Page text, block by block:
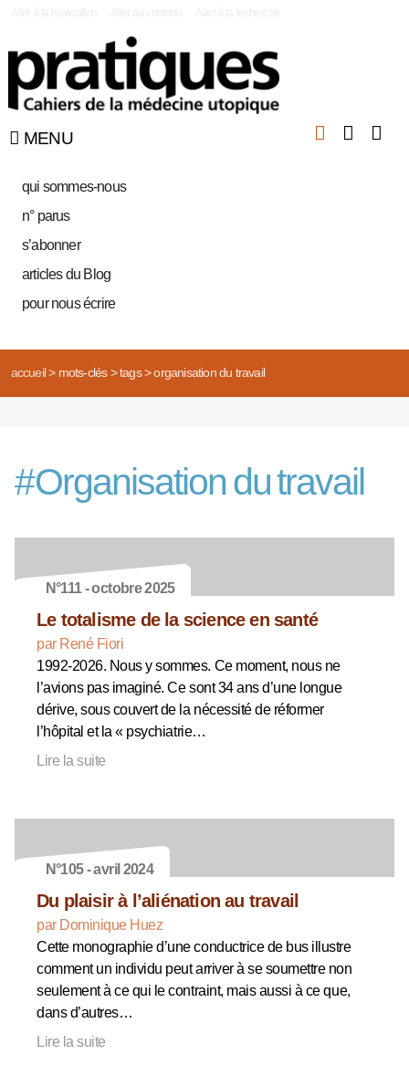
MENU
qui sommes-nous
n° parus
s’abonner
articles du Blog
pour nous écrire
accueil> mots-clés> tags> organisation du travail
#Organisation du travail
N°111 - octobre 2025
Le totalisme de la science en santé
par René Fiori
1992-2026. Nous y sommes. Ce moment, nous ne
l’avions pas imaginé. Ce sont 34 ans d’une longue
dérive, sous couvert de la nécessité de réformer
l’hôpital et la « psychiatrie…
Lire la suite
N°105 - avril 2024
Du plaisir à l’aliénation au travail
par Dominique Huez
Cette monographie d’une conductrice de bus illustre
comment un individu peut arriver à se soumettre non
seulement à ce qui le contraint, mais aussi à ce que,
dans d’autres…
Lire la suite